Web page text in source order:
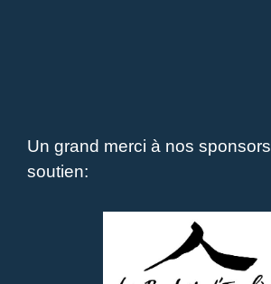
Un grand merci à nos
soutien: